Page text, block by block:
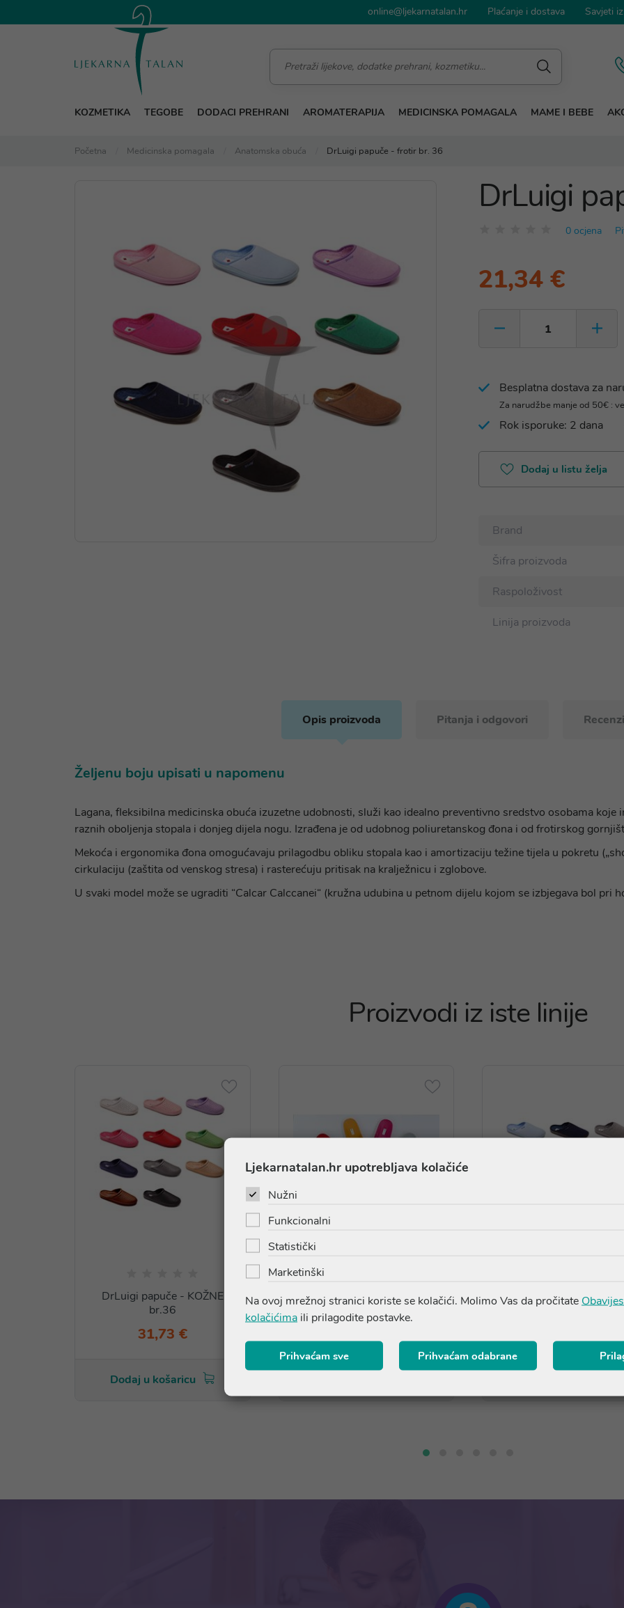
online@ljekarnatalan.hr Plaćanje i dostava Savjeti
KOZMETIKA TEGOBE DODACI PREHRANI AROMATERAPIJA MEDICINSKA POMAGALA MAME I BEBE
Početna Medicinska pomagala Anatomska obuća DrLuigi papuče - frotir br. 36
DrLuigi
0 ocjena
21,34 €
Besplatna dostava za
Za narudžbe manje od 50€ :
Rok isporuke: 2 dana
Dodaj u listu želja
Brand
Šifra proizvoda
Raspoloživost
Linija proizvoda
Opis proizvoda Pitanja i odgovori
Željenu boju upisati u napomenu
Lagana, fleksibilna medicinska obuća izuzetne udobnosti, služi kao idealno preventivno sredstvo osobama
raznih oboljenja stopala i donjeg dijela nogu. Izrađena je od udobnog poliuretanskog đona i od frotirskog
Mekoća i ergonomika đona omogućavaju prilagodbu obliku stopala kao i amortizaciju težine tijela u pokretu
cirkulaciju (zaštita od venskog stresa) i rasterećuju pritisak na kralježnicu i zglobove.
U svaki model može se ugraditi “Calcar Calccanei“ (kružna udubina u petnom dijelu kojom se izbjegava bol pri
Proizvodi iz iste linije
DrLuigi papuče - KOŽNE
br.36
31,73 €
Dodaj u košaricu
DrLuigi natikače br.42 DrLuigi papuče - frotir br.
Ljekarnatalan.hr upotrebljava kolačiće
Nužni
Funkcionalni
Statistički
Marketinški
Na ovoj mrežnoj stranici koriste se kolačići. Molimo Vas da pročitate
kolačićima ili prilagodite postavke.
Prihvaćam sve Prihvaćam odabrane